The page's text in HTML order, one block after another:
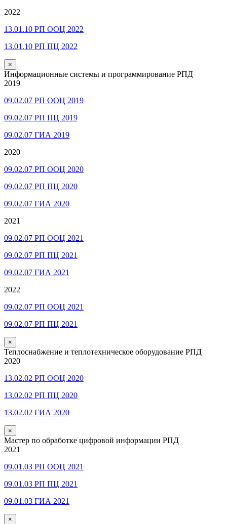
2022
13.01.10 РП ООЦ 2022
13.01.10 РП ПЦ 2022
×
Информационные системы и программирование РПД
2019
09.02.07 РП ООЦ 2019
09.02.07 РП ПЦ 2019
09.02.07 ГИА 2019
2020
09.02.07 РП ООЦ 2020
09.02.07 РП ПЦ 2020
09.02.07 ГИА 2020
2021
09.02.07 РП ООЦ 2021
09.02.07 РП ПЦ 2021
09.02.07 ГИА 2021
2022
09.02.07 РП ООЦ 2021
09.02.07 РП ПЦ 2021
×
Теплоснабжение и теплотехническое оборудование РПД
2020
13.02.02 РП ООЦ 2020
13.02.02 РП ПЦ 2020
13.02.02 ГИА 2020
×
Мастер по обработке цифровой информации РПД
2021
09.01.03 РП ООЦ 2021
09.01.03 РП ПЦ 2021
09.01.03 ГИА 2021
×